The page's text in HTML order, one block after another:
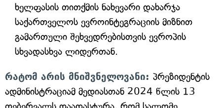
ხელფასის თითქმის ნახევარი დახარჯა
საქართველოს ევროინტეგრაციის მიზნით
გამართული შეხვედრებისთვის ევროპის
სხვადასხვა ლიდერთან.
რატომ არის მნიშვნელოვანი: პრეზიდენტის
ადმინისტრაციამ მედიასთან 2024 წლის 13